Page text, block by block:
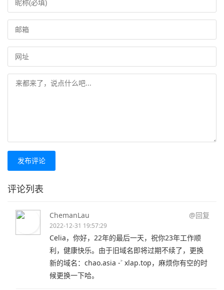
发布评论
评论列表
ChemanLau @回复
2022-12-31 19:57:29
Celia，你好，22年的最后一天，祝你23年工作顺
利，健康快乐。由于旧域名即将过期不续了，更换
新的域名：chao.asia -˃ xlap.top，麻烦你有空的时
候更换一下哈。